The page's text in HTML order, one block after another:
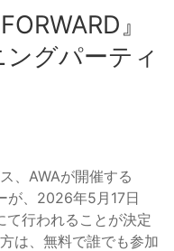
』
グパーティ
、AWAが開催する
が、2026年5月17日
て行われることが決定
は、無料で誰でも参加